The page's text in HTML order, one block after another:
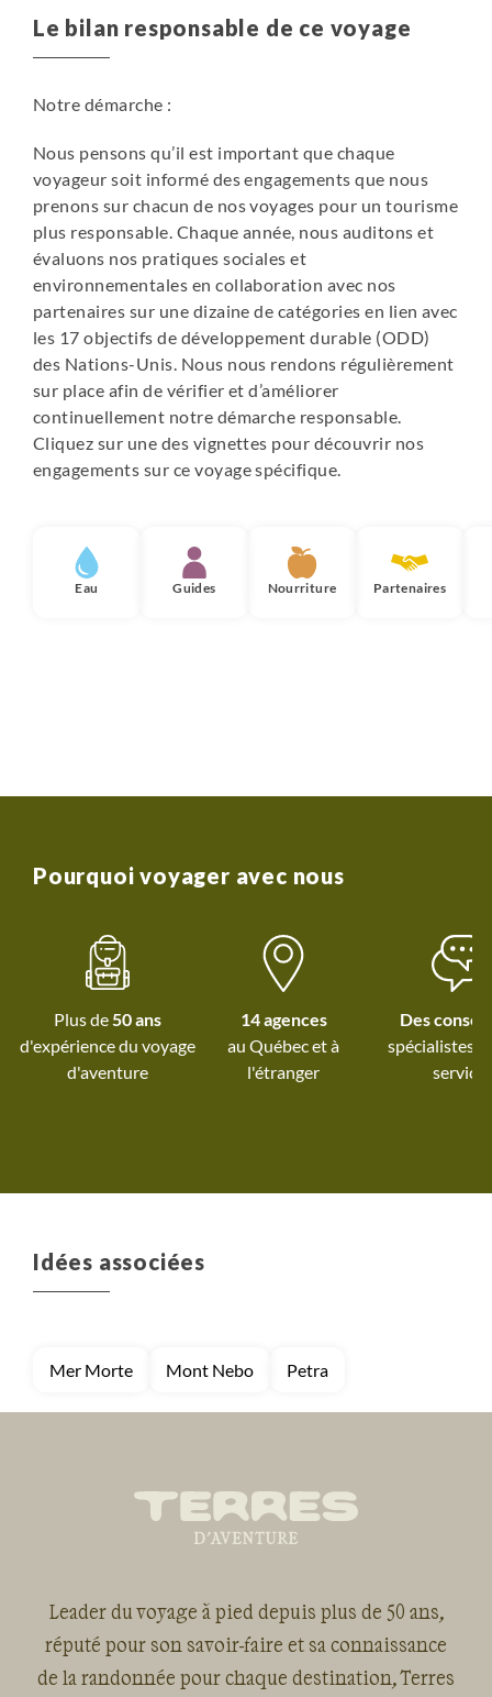
Le bilan responsable de ce voyage
Notre démarche :
Nous pensons qu’il est important que chaque
voyageur soit informé des engagements que nous
prenons sur chacun de nos voyages pour un tourisme
plus responsable. Chaque année, nous auditons et
évaluons nos pratiques sociales et
environnementales en collaboration avec nos
partenaires sur une dizaine de catégories en lien avec
les 17 objectifs de développement durable (ODD)
des Nations-Unis. Nous nous rendons régulièrement
sur place afin de vérifier et d’améliorer
continuellement notre démarche responsable.
Cliquez sur une des vignettes pour découvrir nos
engagements sur ce voyage spécifique.
Eau Guides Nourriture Partenaires
Pourquoi voyager avec nous
Plus de50 ans
d'expérience du voyage
d'aventure
14 agences
au Québec età
l'étranger
Des
spécialistes
service
Idées associées
Mer Morte Mont Nebo Petra
Leader du voyage à pied depuis plus de 50 ans,
réputé pour son savoir-faire et sa connaissance
de la randonnée pour chaque destination, Terres